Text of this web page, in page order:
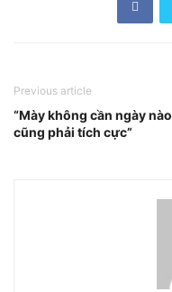
Previous article
“Mày không cần ngày nào
cũng phải tích cực”